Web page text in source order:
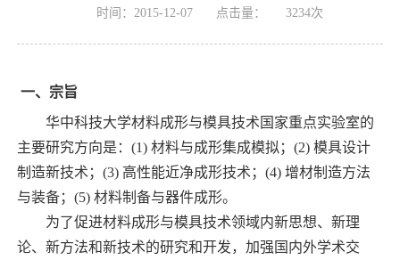
时间：2015-12-07 点击量： 3234次
一、宗旨
华中科技大学材料成形与模具技术国家重点实验室的
主要研究方向是：(1) 材料与成形集成模拟；(2) 模具设计
制造新技术；(3) 高性能近净成形技术；(4) 增材制造方法
与装备；(5) 材料制备与器件成形。
为了促进材料成形与模具技术领域内新思想、新理
论、新方法和新技术的研究和开发，加强国内外学术交